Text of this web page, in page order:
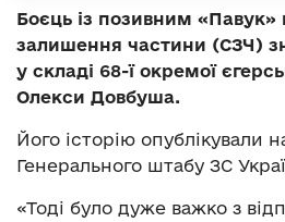
Боєць із позивним «Павук»
залишення частини (СЗЧ)
у складі 68-ї окремої
Олекси Довбуша.
Його історію опублікували
Генерального штабу ЗС
«Тоді було дуже важко з